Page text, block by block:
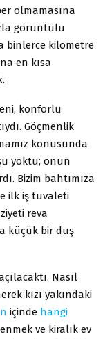
olmamasına
görüntülü
binlerce kilometre
en kısa
konforlu
Göçmenlik
konusunda
yoktu; onun
Bizim bahtımıza
ilk iş tuvaleti
reva
küçük bir duş
Nasıl
kızı yakındaki
içinde hangi
ve kiralık ev